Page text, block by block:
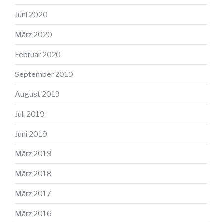
Juni 2020
März 2020
Februar 2020
September 2019
August 2019
Juli 2019
Juni 2019
März 2019
März 2018
März 2017
März 2016